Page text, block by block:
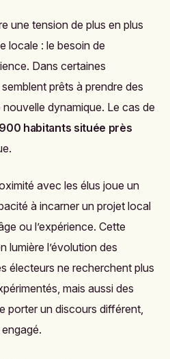
une tension de plus en plus
locale : le besoin de
Dans certaines
prêts à prendre des
dynamique. Le cas de
habitants située près
avec les élus joue un
à incarner un projet local
ou l’expérience. Cette
lumière l’évolution des
électeurs ne recherchent plus
mais aussi des
porter un discours différent,